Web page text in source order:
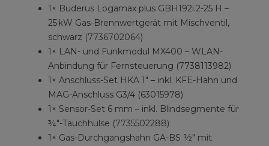
1× Buderus Logamax plus GBH192i.2-25 H –
25 kW Gas-Brennwertgerät mit Mischventil,
schwarz (7736702064)
1× LAN- und Funkmodul MX400 – WLAN-
Anbindung für Fernsteuerung (7738113982)
1× Anschluss-Set HKA 1" – inkl. KFE-Hahn und
MAG-Anschluss G3/4 (63015978)
1× Sensor-Set 6 mm – inkl. Blindsegmente für
¾"-Tauchhülse (7735502288)
1× Gas-Durchgangshahn GA-BS ½" mit